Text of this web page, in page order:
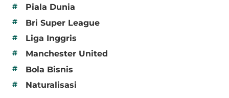
# Piala Dunia
# Bri Super League
# Liga Inggris
# Manchester United
# Bola Bisnis
# Naturalisasi